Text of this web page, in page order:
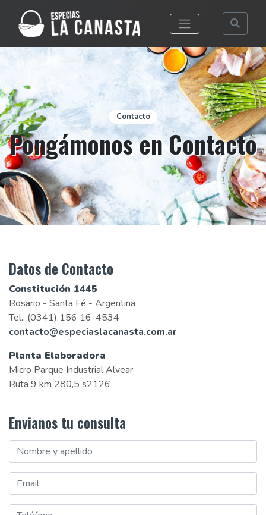
Desplegar
Contacto
Pongámonos en Contacto
Datos de Contacto
Constitución 1445
Rosario - Santa Fé - Argentina
Tel.: (0341) 156 16-4534
contacto@especiaslacanasta.com.ar
Planta Elaboradora
Micro Parque Industrial Alvear
Ruta 9 km 280,5 s2126
Envianos tu consulta